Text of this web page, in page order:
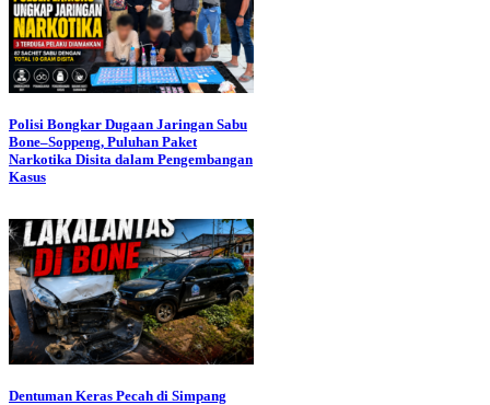
Polisi Bongkar Dugaan Jaringan Sabu
Bone–Soppeng, Puluhan Paket
Narkotika Disita dalam Pengembangan
Kasus
Dentuman Keras Pecah di Simpang